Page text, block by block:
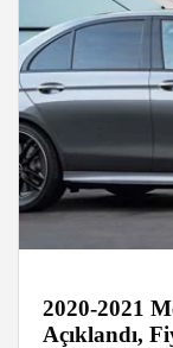
2020-2021
Açıklandı,